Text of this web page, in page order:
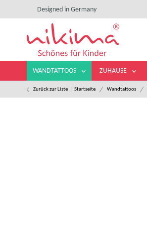
Designed in Germany
WANDTATTOOS ZUHAUSE
Zurück zur Liste Startseite Wandtattoos